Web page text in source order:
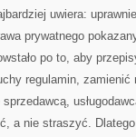
uwiera:
prywatnego
po to, aby
regulamin,
a nie straszyć.